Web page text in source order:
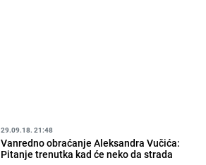
29.09.18. 21:48
Vanredno obraćanje Aleksandra Vučića:
Pitanje trenutka kad će neko da strada